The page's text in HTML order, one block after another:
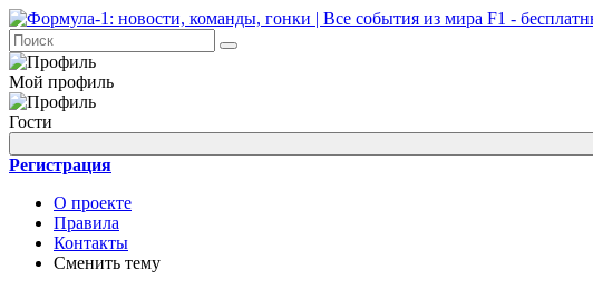
Мой профиль
Гости
Регистрация
О проекте
Правила
Контакты
Сменить тему